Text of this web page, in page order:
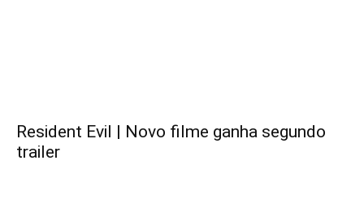
Resident Evil | Novo filme ganha segundo
trailer